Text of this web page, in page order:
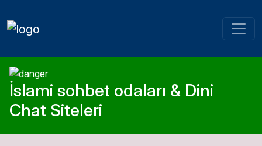
İslami sohbet odaları & Dini
Chat Siteleri